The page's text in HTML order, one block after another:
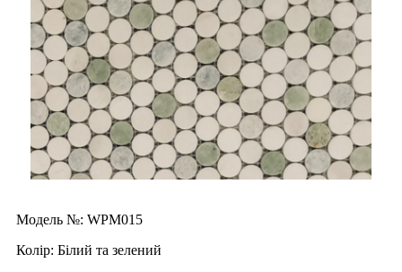
Модель №: WPM015
Колір: Білий та зелений